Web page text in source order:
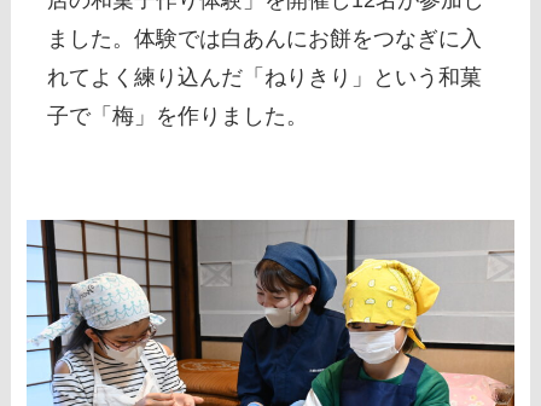
ました。体験では白あんにお餅をつなぎに入
れてよく練り込んだ「ねりきり」という和菓
子で「梅」を作りました。